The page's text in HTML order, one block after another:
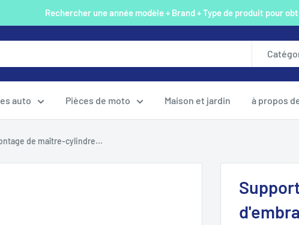
Rechercher une année modèle + Brand + Type de produit pour
auto Pièces de moto Maison et jardin à propos
de maître-cylindre...